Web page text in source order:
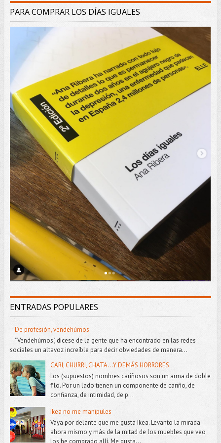
PARA COMPRAR LOS DÍAS IGUALES
ENTRADAS POPULARES
De profesión, vendehúmos
"Vendehúmos", dícese de la gente que ha encontrado en las redes
sociales un altavoz increíble para decir obviedades de manera...
CARI, CHURRI, CHATA...Y DEMÁS HORRORES
Los (supuestos) nombres cariñosos son un arma de doble
filo. Por un lado tienen un componente de cariño, de
confianza, de intimidad, de p...
Ikea no me manipules
Vaya por delante que me gusta Ikea. Levanto la mirada
ahora mismo y más de la mitad de los muebles que veo
los he comprado allí. Me gusta...